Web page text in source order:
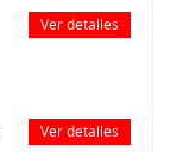
Ver detalles
Ver detalles